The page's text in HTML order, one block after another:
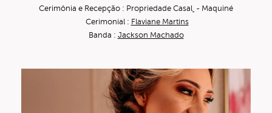
Cerimônia e Recepção : Propriedade Casal - Maquiné
Cerimonial : Flaviane Martins
Banda : Jackson Machado